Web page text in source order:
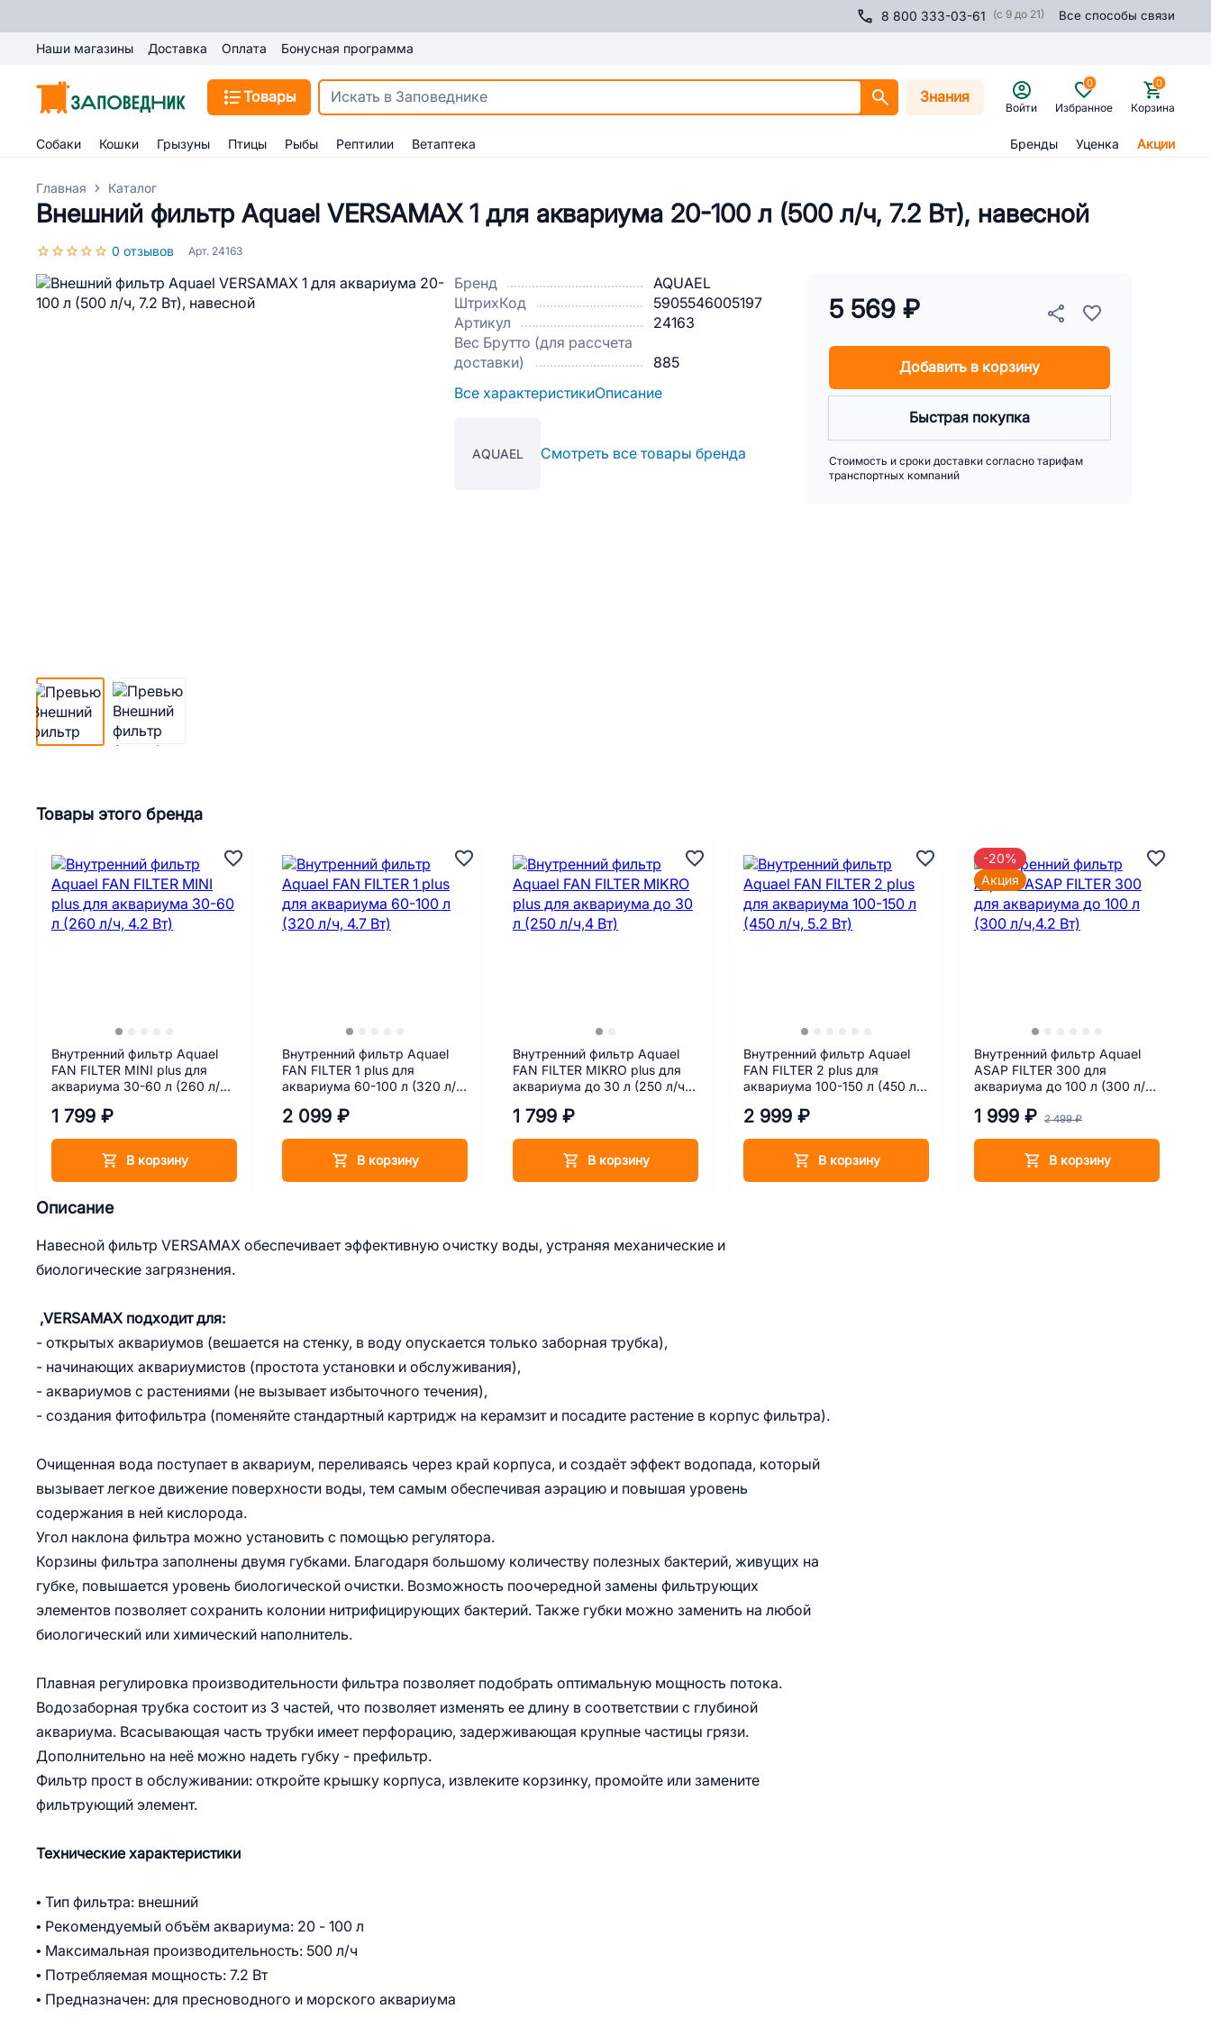
8 800 333-03-61 (с 9 до 21) Все способы связи
Наши магазины Доставка Оплата Бонусная программа
Товары Знания
Войти Избранное
0
Корзина
0
Собаки Кошки Грызуны Птицы Рыбы Рептилии Ветаптека Бренды Уценка Акции
Главная Каталог
Внешний фильтр Aquael VERSAMAX 1 для аквариума 20-100 л (500 л/ч, 7.2 Вт), навесной
0 отзывов Арт. 24163
Бренд
AQUAEL
ШтрихКод
5905546005197
Артикул
24163
Вес Брутто (для рассчета
доставки)
885
Все характеристикиОписание
AQUAEL Смотреть все товары бренда
5 569 ₽
Добавить в корзину
Быстрая покупка
Стоимость и сроки доставки согласно тарифам
транспортных компаний
Описание
Навесной фильтр VERSAMAX обеспечивает эффективную очистку воды, устраняя механические и
биологические загрязнения.
,VERSAMAX подходит для:
- открытых аквариумов (вешается на стенку, в воду опускается только заборная трубка),
- начинающих аквариумистов (простота установки и обслуживания),
- аквариумов с растениями (не вызывает избыточного течения),
- создания фитофильтра (поменяйте стандартный картридж на керамзит и посадите растение в корпус фильтра).
Очищенная вода поступает в аквариум, переливаясь через край корпуса, и создаёт эффект водопада, который
вызывает легкое движение поверхности воды, тем самым обеспечивая аэрацию и повышая уровень
содержания в ней кислорода.
Угол наклона фильтра можно установить с помощью регулятора.
Корзины фильтра заполнены двумя губками. Благодаря большому количеству полезных бактерий, живущих на
губке, повышается уровень биологической очистки. Возможность поочередной замены фильтрующих
элементов позволяет сохранить колонии нитрифицирующих бактерий. Также губки можно заменить на любой
биологический или химический наполнитель.
Плавная регулировка производительности фильтра позволяет подобрать оптимальную мощность потока.
Водозаборная трубка состоит из 3 частей, что позволяет изменять ее длину в соответствии с глубиной
аквариума. Всасывающая часть трубки имеет перфорацию, задерживающая крупные частицы грязи.
Дополнительно на неё можно надеть губку - префильтр.
Фильтр прост в обслуживании: откройте крышку корпуса, извлеките корзинку, промойте или замените
фильтрующий элемент.
Технические характеристики
• Тип фильтра: внешний
• Рекомендуемый объём аквариума: 20 - 100 л
• Максимальная производительность: 500 л/ч
• Потребляемая мощность: 7.2 Вт
• Предназначен: для пресноводного и морского аквариума
Товары этого бренда
Внутренний фильтр Aquael
FAN FILTER MINI plus для
аквариума 30-60 л (260 л/ч,
1 799 ₽
В корзину
Внутренний фильтр Aquael
FAN FILTER 1 plus для
аквариума 60-100 л (320 л/ч,
2 099 ₽
В корзину
Внутренний фильтр Aquael
FAN FILTER MIKRO plus для
аквариума до 30 л (250 л/ч,4
1 799 ₽
В корзину
Внутренний фильтр Aquael
FAN FILTER 2 plus для
аквариума 100-150 л (450 л/
2 999 ₽
В корзину
Внутренний фильтр Aquael
ASAP FILTER 300 для
аквариума до 100 л (300 л/
1 999 ₽ 2 499 ₽
В корзину
-20%
Акция